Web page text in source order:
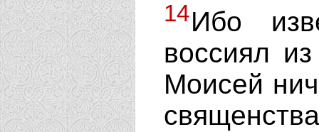
14Ибо
воссиял
Моисей